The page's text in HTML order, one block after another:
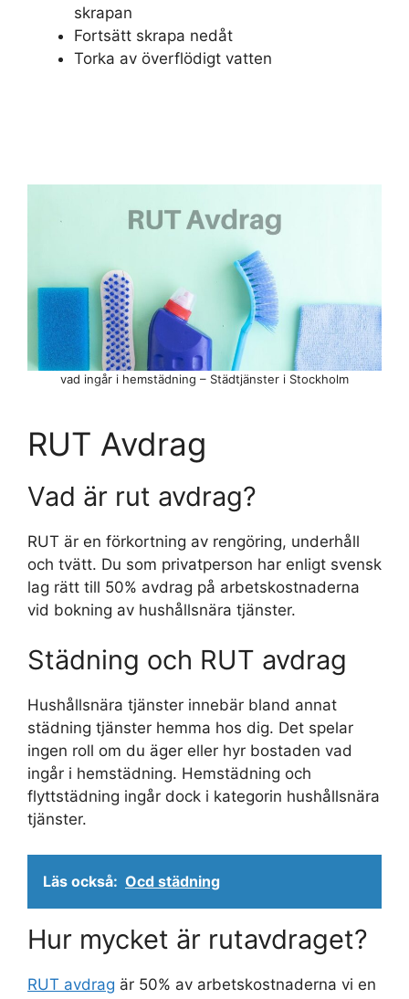
skrapan
Fortsätt skrapa nedåt
Torka av överflödigt vatten
RUT Avdrag
Vad är rut avdrag?
RUT är en förkortning av rengöring, underhåll
och tvätt. Du som privatperson har enligt svensk
lag rätt till 50% avdrag på arbetskostnaderna
vid bokning av hushållsnära tjänster.
Städning och RUT avdrag
Hushållsnära tjänster innebär bland annat
städning tjänster hemma hos dig. Det spelar
ingen roll om du äger eller hyr bostaden vad
ingår i hemstädning. Hemstädning och
flyttstädning ingår dock i kategorin hushållsnära
tjänster.
Läs också: Ocd städning
Hur mycket är rutavdraget?
RUT avdrag är 50% av arbetskostnaderna vi en
vad ingår i hemstädning – Städtjänster i Stockholm